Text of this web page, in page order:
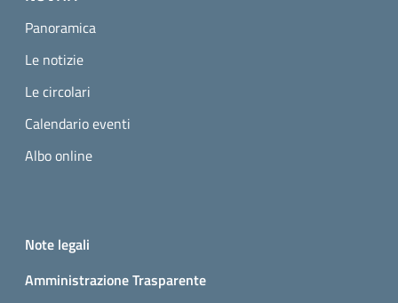
Panoramica
Le notizie
Le circolari
Calendario eventi
Albo online
Small prints
Note legali
Amministrazione Trasparente